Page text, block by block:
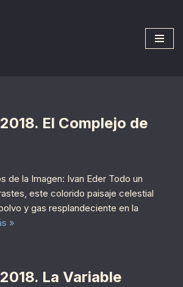
El Complejo de
de la Imagen: Ivan Eder Todo un
este colorido paisaje celestial
y gas resplandeciente en la
»
La Variable